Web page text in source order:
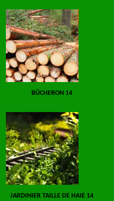
BÛCHERON 14
JARDINIER TAILLE DE HAIE 14